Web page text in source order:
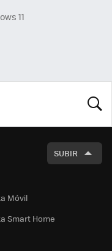
11
SUBIR
Móvil
Smart Home